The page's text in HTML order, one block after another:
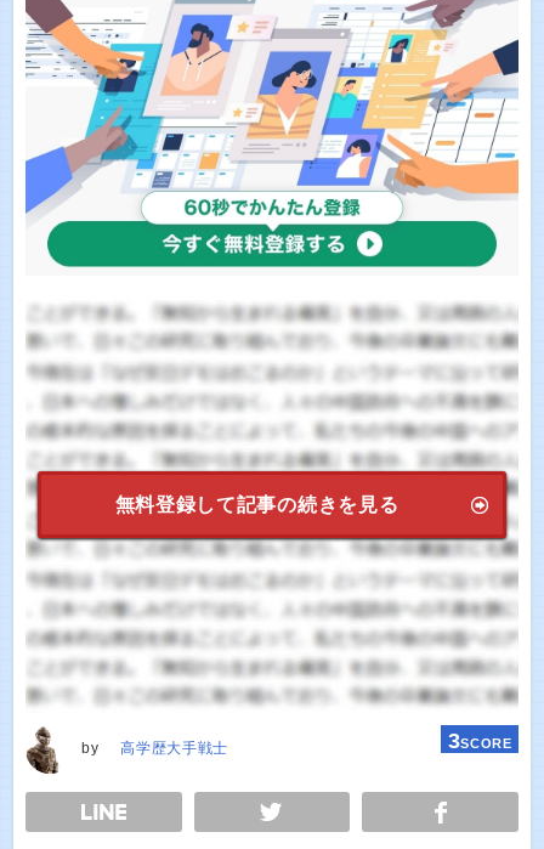
無料登録して記事の続きを見る
by 高学歴大手戦士 3SCORE
TWEET